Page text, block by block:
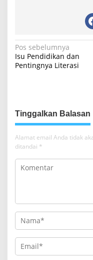
N
a
a
s
i
p
Pos sebelumnya
Isu Pendidikan dan
Pentingnya Literasi
Tinggalkan Balasan
Alamat email Anda tidak
ditandai *